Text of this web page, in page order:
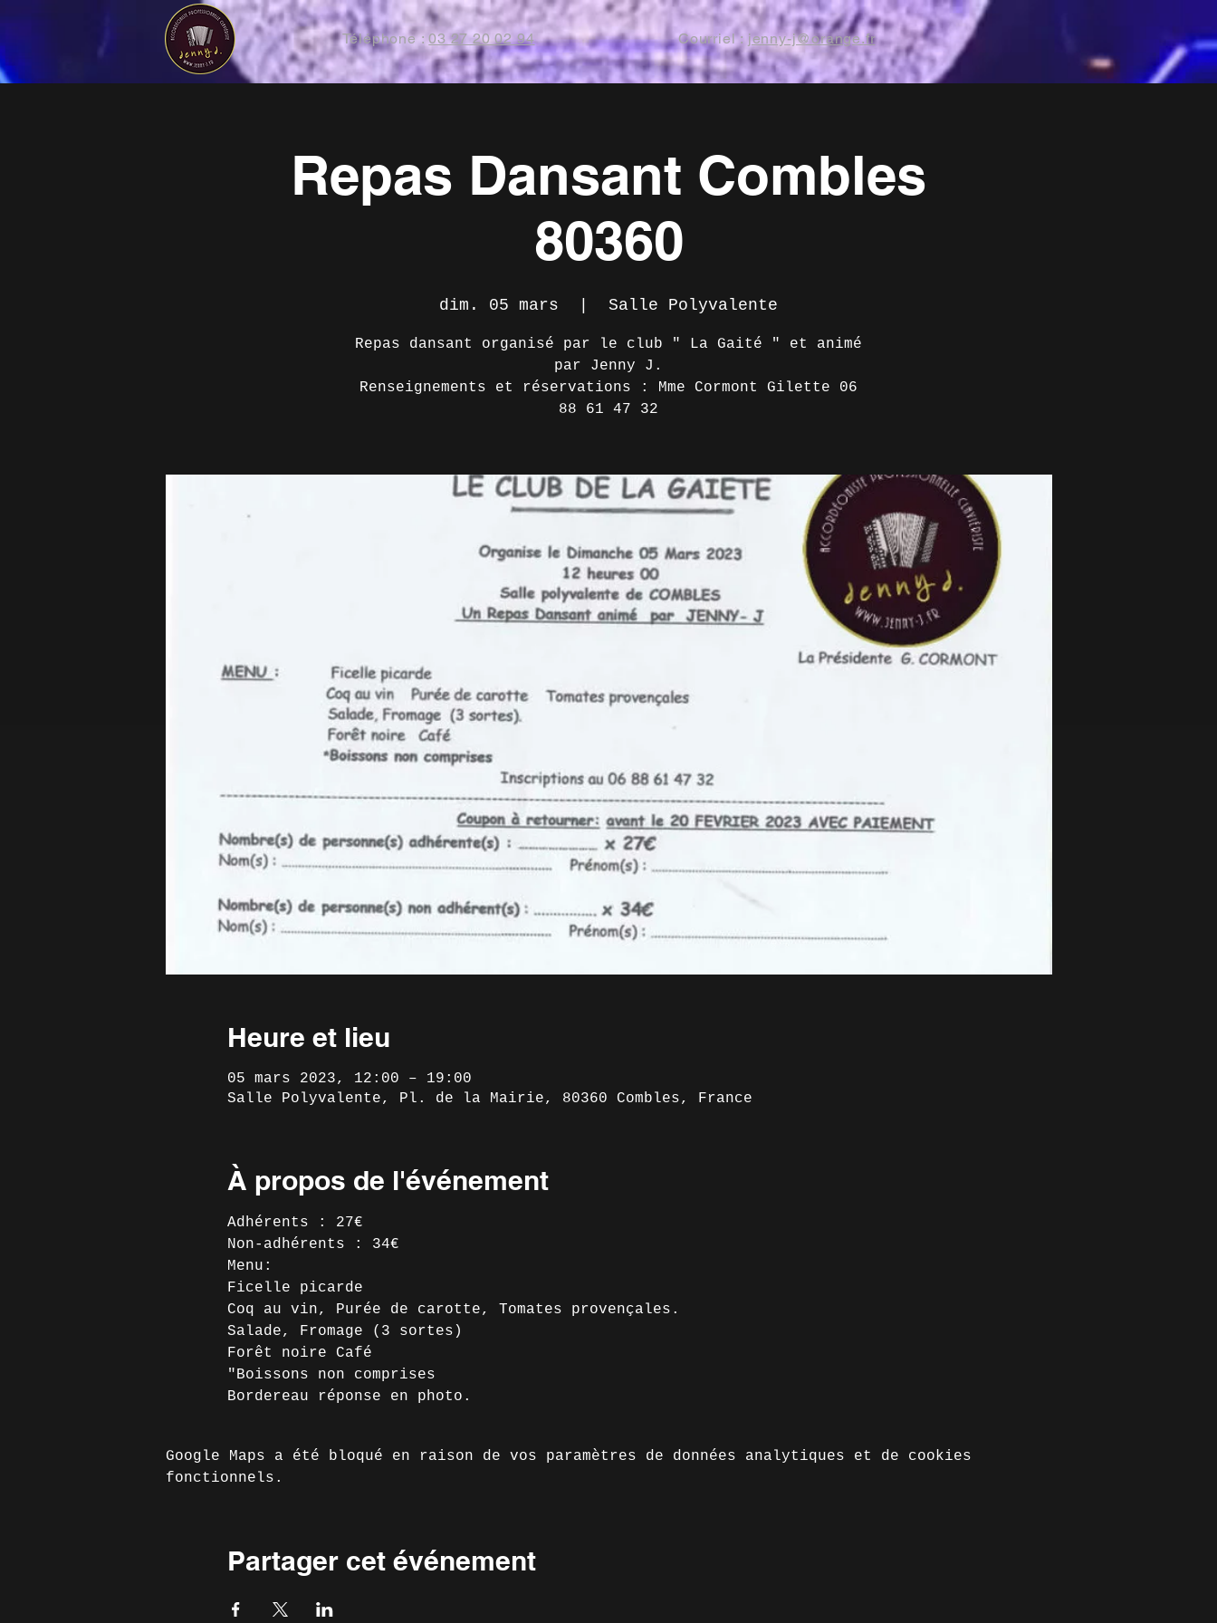
Téléphone :03 27 20 02 94Courriel : jenny-j@orange.fr
Repas Dansant Combles
80360
dim. 05 mars Salle Polyvalente
Repas dansant organisé par le club " La Gaité " et animé
par Jenny J.
Renseignements et réservations : Mme Cormont Gilette 06
88 61 47 32
Heure et lieu
05 mars 2023, 12:00 – 19:00
Salle Polyvalente, Pl. de la Mairie, 80360 Combles, France
À propos de l'événement
Adhérents : 27€
Non-adhérents : 34€
Menu:
Ficelle picarde
Coq au vin, Purée de carotte, Tomates provençales.
Salade, Fromage (3 sortes)
Forêt noire Café
"Boissons non comprises
Bordereau réponse en photo.
Google Maps a été bloqué en raison de vos paramètres de données analytiques et de cookies
fonctionnels.
Partager cet événement